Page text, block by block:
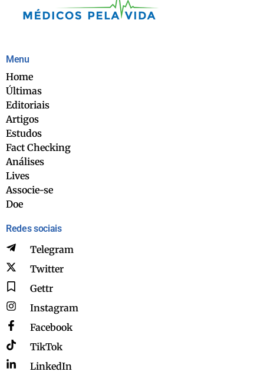
Menu
Home
Últimas
Editoriais
Artigos
Estudos
Fact Checking
Análises
Lives
Associe-se
Doe
Redes sociais
Telegram
Twitter
Gettr
Instagram
Facebook
TikTok
LinkedIn